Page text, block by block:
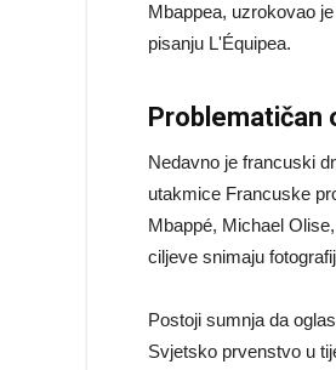
Mbappea, uzrokovao
pisanju L'Équipea.
Problematičan
Nedavno je francuski
utakmice Francuske
Mbappé, Michael
ciljeve snimaju
Postoji sumnja da
Svjetsko prvenstvo u